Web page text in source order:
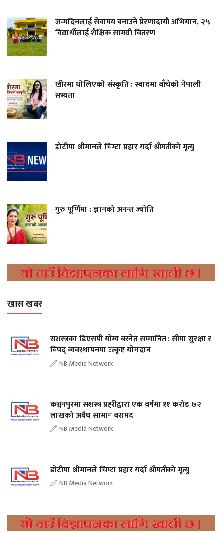
जन्मदिनलाई सेवामय बनाउने प्रेरणादायी अभियान, २५
विद्यार्थीलाई शैक्षिक सामग्री वितरण
खीरमा घोलिएको संस्कृति : स्वादमा बाँचेको नेपाली
सभ्यता
डोटीमा श्रीमानले चिम्टा प्रहार गर्दा श्रीमतीको मृत्यु
गुरु पूर्णिमा : ज्ञानको अनन्त ज्योति
खास खबर
सशस्त्रका डिएसपी योग्य बस्नेत सम्मानित : सीमा सुरक्षा र
विपद् व्यवस्थापनमा उत्कृष्ट योगदान
NB Media Network
कञ्चनपुरमा सशस्त्र प्रहरीद्वारा एक वर्षमा ११ करोड ७२
लाखको अवैध सामान बरामद
NB Media Network
डोटीमा श्रीमानले चिम्टा प्रहार गर्दा श्रीमतीको मृत्यु
NB Media Network